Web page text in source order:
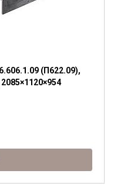
(П622.09),